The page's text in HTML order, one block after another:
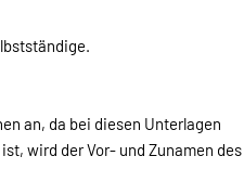
an, da bei diesen Unterlagen
wird der Vor- und Zunamen des